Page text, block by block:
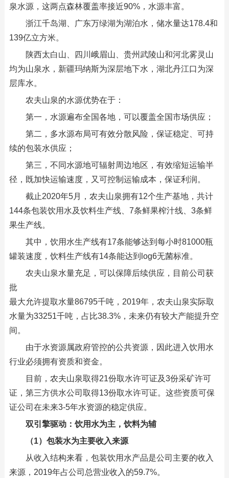
泉水源，这两点森林覆盖率接近90%，水源丰富。
浙江千岛湖、广东万绿湖为湖泊水，储水量达178.4和
139亿立方米。
陕西太白山、四川峨眉山、贵州武陵山和河北雾灵山
均为山泉水，新疆玛纳斯为深层地下水，湖北丹江口为深
层库水。
农夫山泉的水源优势在于：
第一，水源遍布全国各地，可以覆盖全国市场供应；
第二，多水源布局可有效分散风险，保证稳定、可持
续的包装水供应；
第三，不同水源地可辐射周边地区，有效缩短运输半
径，既加快运输速度，又可控制运输成本，保证利润。
截止2020年5月，农夫山泉拥有12个生产基地，共计
144条包装饮用水及饮料生产线、7条鲜果榨汁线、3条鲜
果生产线。
其中，饮用水生产线有17条能够达到每小时81000瓶
罐装速度，饮料生产线有14条能达到log6无菌标准。
农夫山泉水量充足，可以保障后续供应，目前公司获
批
最大允许提取水量86795千吨，2019年，农夫山泉实际取
水量为33251千吨，占比38.3%，未来仍有较大产能提升空
间。
由于水资源属政府管控的公共资源，因此进入饮用水
行业必须拥有资质和资金。
目前，农夫山泉取得21份取水许可证及3份采矿许可
证，第三方供水公司取得13份取水许可证。这些资质可保
证公司在未来3-5年水资源的稳定供应。
双引擎驱动：饮用水为主，饮料为辅
（1）包装水为主要收入来源
从收入结构来看，包装饮用水产品是公司主要的收入
来源，2019年占公司总营业收入的59.7%。